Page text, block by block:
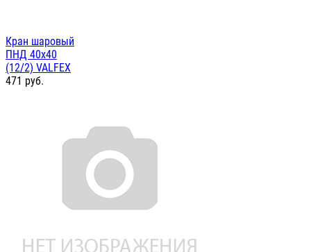
Кран шаровый
ПНД 40х40
(12/2) VALFEX
471 руб.